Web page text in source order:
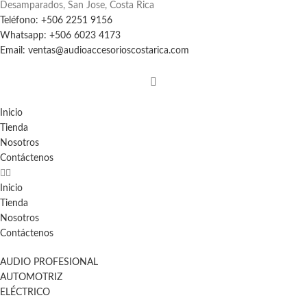
Desamparados, San Jose, Costa Rica
Teléfono: +506 2251 9156
Whatsapp: +506 6023 4173
Email: ventas@audioaccesorioscostarica.com
Inicio
Tienda
Nosotros
Contáctenos
Inicio
Tienda
Nosotros
Contáctenos
AUDIO PROFESIONAL
AUTOMOTRIZ
ELÉCTRICO